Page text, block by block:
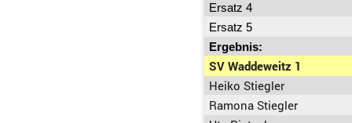
Ersatz 4
Ersatz 5
Ergebnis:
SV Waddeweitz 1
Heiko Stiegler
Ramona Stiegler